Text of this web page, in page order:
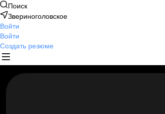
Поиск
Звериноголовское
Войти
Войти
Создать резюме